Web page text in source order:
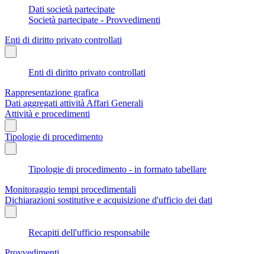
Dati società partecipate
Società partecipate - Provvedimenti
Enti di diritto privato controllati
Enti di diritto privato controllati
Rappresentazione grafica
Dati aggregati attività Affari Generali
Attività e procedimenti
Tipologie di procedimento
Tipologie di procedimento - in formato tabellare
Monitoraggio tempi procedimentali
Dichiarazioni sostitutive e acquisizione d'ufficio dei dati
Recapiti dell'ufficio responsabile